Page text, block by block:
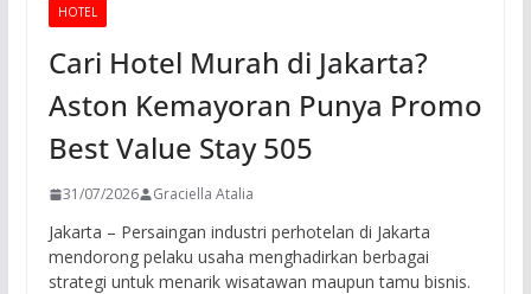
HOTEL
Cari Hotel Murah di Jakarta?
Aston Kemayoran Punya Promo
Best Value Stay 505
31/07/2026 Graciella Atalia
Jakarta – Persaingan industri perhotelan di Jakarta
mendorong pelaku usaha menghadirkan berbagai
strategi untuk menarik wisatawan maupun tamu bisnis.